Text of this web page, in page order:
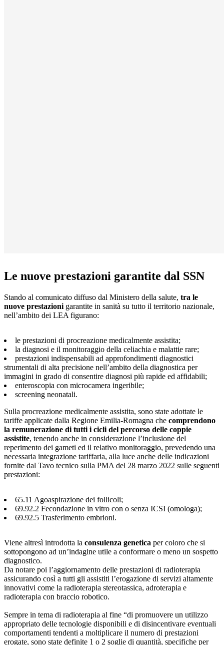
Le nuove prestazioni garantite dal SSN
Stando al comunicato diffuso dal Ministero della salute, tra le
nuove prestazioni garantite in sanità su tutto il territorio nazionale,
nell’ambito dei LEA figurano:
le prestazioni di procreazione medicalmente assistita;
la diagnosi e il monitoraggio della celiachia e malattie rare;
prestazioni indispensabili ad approfondimenti diagnostici
strumentali di alta precisione nell’ambito della diagnostica per
immagini in grado di consentire diagnosi più rapide ed affidabili;
enteroscopia con microcamera ingeribile;
screening neonatali.
Sulla procreazione medicalmente assistita, sono state adottate le
tariffe applicate dalla Regione Emilia-Romagna che comprendono
la remunerazione di tutti i cicli del percorso delle coppie
assistite, tenendo anche in considerazione l’inclusione del
reperimento dei gameti ed il relativo monitoraggio, prevedendo una
necessaria integrazione tariffaria, alla luce anche delle indicazioni
fornite dal Tavo tecnico sulla PMA del 28 marzo 2022 sulle seguenti
prestazioni:
65.11 Agoaspirazione dei follicoli;
69.92.2 Fecondazione in vitro con o senza ICSI (omologa);
69.92.5 Trasferimento embrioni.
Viene altresì introdotta la consulenza genetica per coloro che si
sottopongono ad un’indagine utile a conformare o meno un sospetto
diagnostico.
Da notare poi l’aggiornamento delle prestazioni di radioterapia
assicurando così a tutti gli assistiti l’erogazione di servizi altamente
innovativi come la radioterapia stereotassica, adroterapia e
radioterapia con braccio robotico.
Sempre in tema di radioterapia al fine “di promuovere un utilizzo
appropriato delle tecnologie disponibili e di disincentivare eventuali
comportamenti tendenti a moltiplicare il numero di prestazioni
erogate, sono state definite 1 o 2 soglie di quantità, specifiche per